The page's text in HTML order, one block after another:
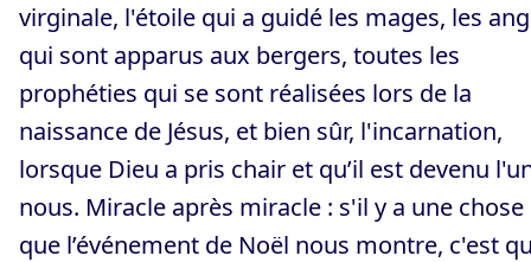
virginale, l'étoile qui a guidé les mages, les
qui sont apparus aux bergers, toutes les
prophéties qui se sont réalisées lors de la
naissance de Jésus, et bien sûr, l'incarnation,
lorsque Dieu a pris chair et qu’il est devenu
nous. Miracle après miracle : s'il y a une chose
que l’événement de Noël nous montre, c'est